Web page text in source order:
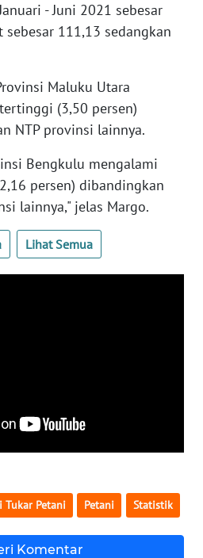
- Juni 2021 sebesar
111,13 sedangkan
Maluku Utara
(3,50 persen)
NTP provinsi lainnya.
Bengkulu mengalami
persen) dibandingkan
lainnya," jelas Margo.
Lihat Semua
Tukar Petani Petani Statistik
Komentar